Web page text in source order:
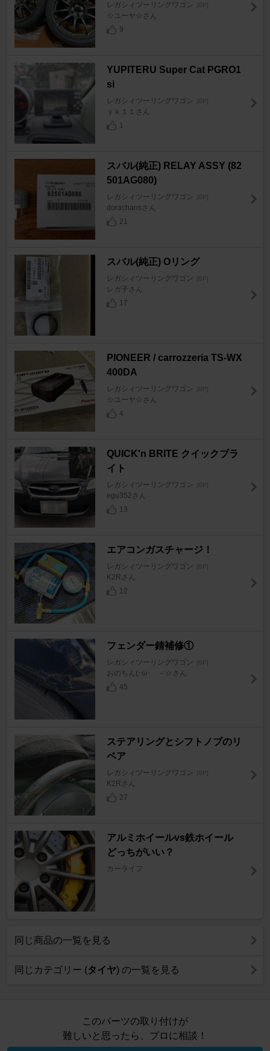
レガシィツーリングワゴン [BP]
☆ユーヤ☆さん
9
YUPITERU Super Cat PGRO1
si
レガシィツーリングワゴン [BP]
ｙｋ１１さん
1
スバル(純正) RELAY ASSY (82
501AG080)
レガシィツーリングワゴン [BP]
dorachansさん
21
スバル(純正) Oリング
レガシィツーリングワゴン [BP]
レガ子さん
17
PIONEER / carrozzeria TS-WX
400DA
レガシィツーリングワゴン [BP]
☆ユーヤ☆さん
4
QUICK'n BRITE クイックブラ
イト
レガシィツーリングワゴン [BP]
egu352さん
13
エアコンガスチャージ！
レガシィツーリングワゴン [BP]
K2Rさん
12
フェンダー錆補修①
レガシィツーリングワゴン [BP]
おのちん(･ω･ゞ－☆さん
45
ステアリングとシフトノブのリ
ペア
レガシィツーリングワゴン [BP]
K2Rさん
27
アルミホイールvs鉄ホイール
どっちがいい？
カーライフ
同じ商品の一覧を見る
同じカテゴリー (タイヤ) の一覧を見る
このパーツの取り付けが
難しいと思ったら、プロに相談！